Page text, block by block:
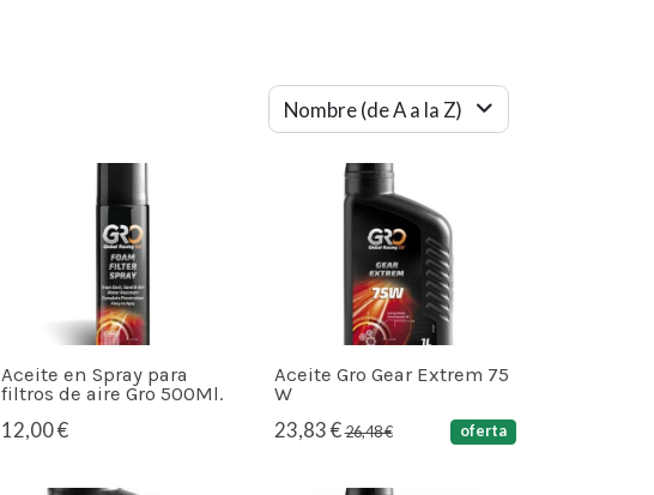
Nombre (de A a la Z)
Aceite en Spray para
filtros de aire Gro 500Ml.
12,00 €
Aceite Gro Gear Extrem 75
W
23,83 €26,48 € oferta